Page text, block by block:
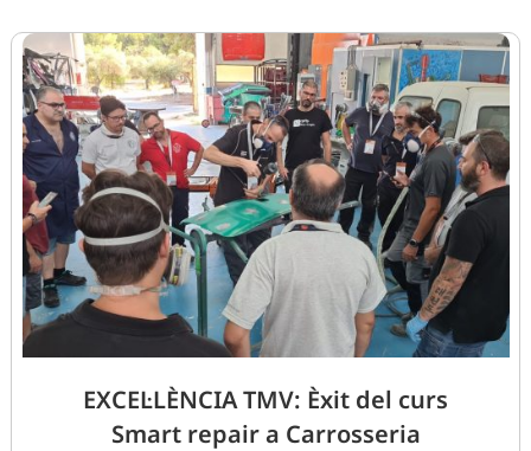
EXCEL·LÈNCIA TMV: Èxit del curs
Smart repair a Carrosseria